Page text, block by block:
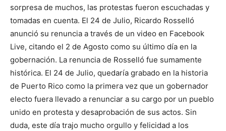
sorpresa de muchos, las protestas fueron escuchadas y
tomadas en cuenta. El 24 de Julio, Ricardo Rosselló
anunció su renuncia a través de un video en Facebook
Live, citando el 2 de Agosto como su último día en la
gobernación. La renuncia de Rosselló fue sumamente
histórica. El 24 de Julio, quedaría grabado en la historia
de Puerto Rico como la primera vez que un gobernador
electo fuera llevado a renunciar a su cargo por un pueblo
unido en protesta y desaprobación de sus actos. Sin
duda, este día trajo mucho orgullo y felicidad a los